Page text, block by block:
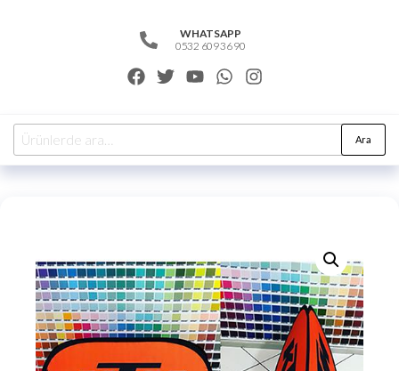
WHATSAPP
0532 609 36 90
Ara